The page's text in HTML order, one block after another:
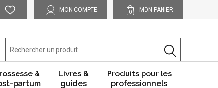
MON COMPTE 0 MON PANIER
&
partum
Livres &
guides
Produits pour les
professionnels